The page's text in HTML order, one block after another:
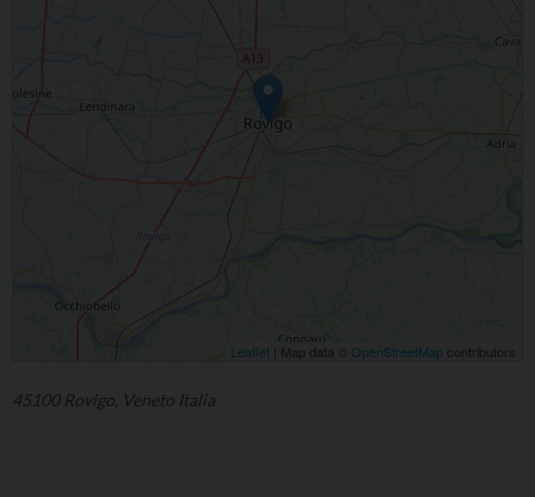
Leaflet | Map data © OpenStreetMap contributors
45100 Rovigo, Veneto Italia